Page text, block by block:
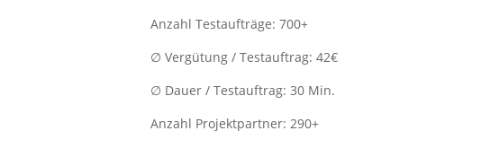
Anzahl Testaufträge: 700+
∅ Vergütung / Testauftrag: 42€
∅ Dauer / Testauftrag: 30 Min.
Anzahl Projektpartner: 290+